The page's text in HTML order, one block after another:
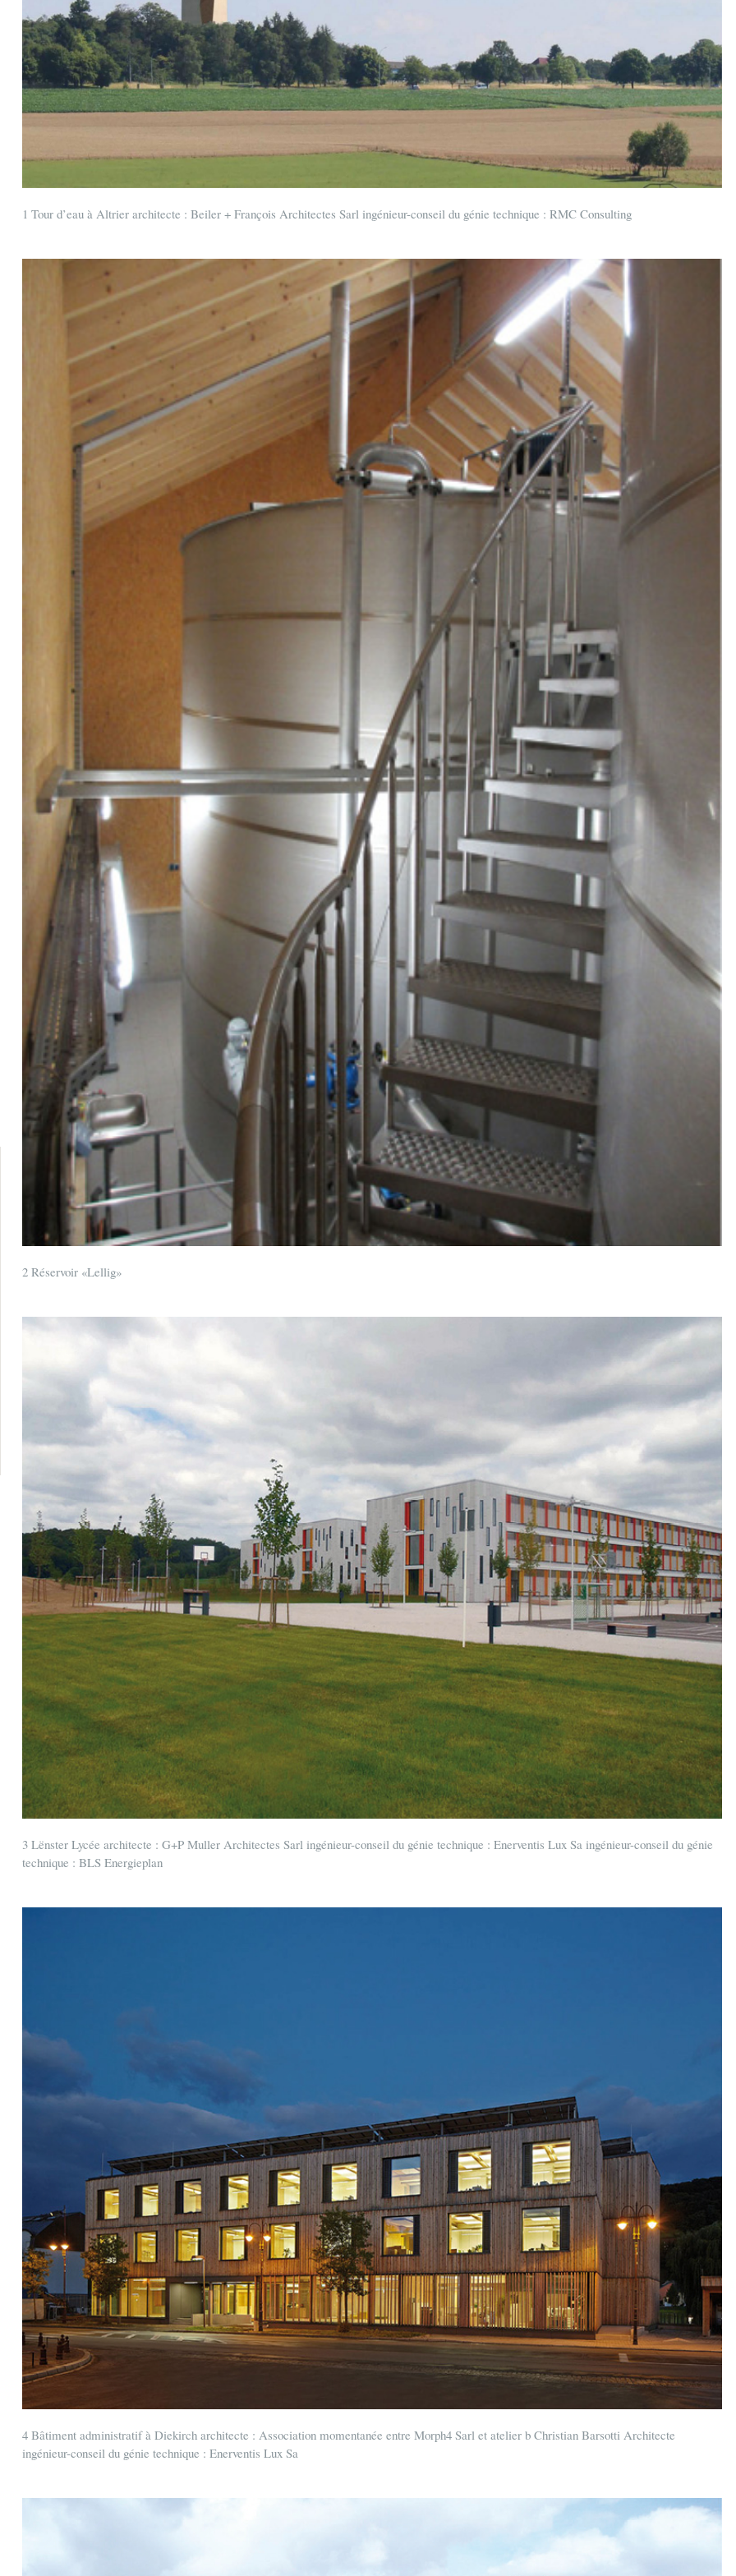
1 Tour d’eau à Altrier architecte : Beiler + François Architectes Sarl ingénieur-conseil du génie technique : RMC Consulting
2 Réservoir «Lellig»
3 Lënster Lycée architecte : G+P Muller Architectes Sarl ingénieur-conseil du génie technique : Enerventis Lux Sa ingénieur-conseil du génie
technique : BLS Energieplan
4 Bâtiment administratif à Diekirch architecte : Association momentanée entre Morph4 Sarl et atelier b Christian Barsotti Architecte
ingénieur-conseil du génie technique : Enerventis Lux Sa